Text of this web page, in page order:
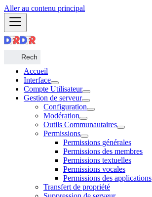
Aller au contenu principal
Accueil
Interface
Compte Utilisateur
Gestion de serveur
Configuration
Modération
Outils Communautaires
Permissions
Permissions générales
Permissions des membres
Permissions textuelles
Permissions vocales
Permissions des applications
Transfert de propriété